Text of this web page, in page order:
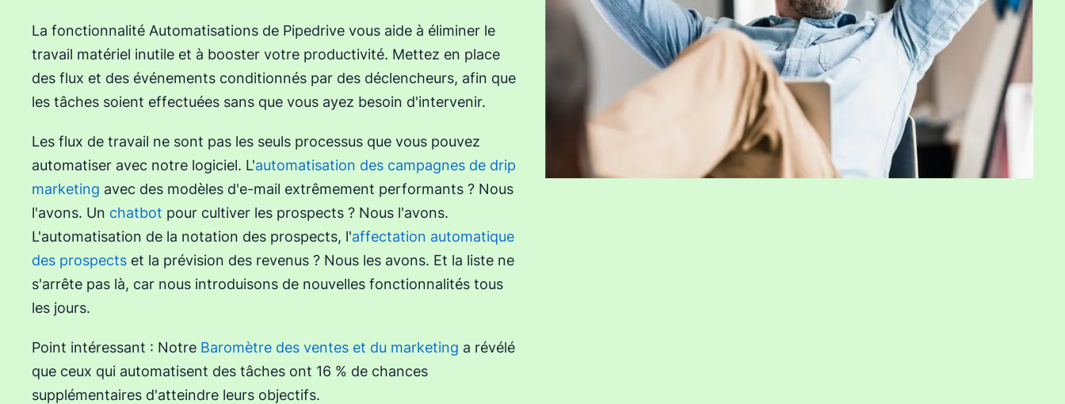
La fonctionnalité Automatisations de Pipedrive vous aide à éliminer le
travail matériel inutile et à booster votre productivité. Mettez en place
des flux et des événements conditionnés par des déclencheurs, afin que
les tâches soient effectuées sans que vous ayez besoin d'intervenir.
Les flux de travail ne sont pas les seuls processus que vous pouvez
automatiser avec notre logiciel. L'automatisation des campagnes de drip
marketing avec des modèles d'e-mail extrêmement performants ? Nous
l'avons. Un chatbot pour cultiver les prospects ? Nous l'avons.
L'automatisation de la notation des prospects, l'affectation automatique
des prospects et la prévision des revenus ? Nous les avons. Et la liste ne
s'arrête pas là, car nous introduisons de nouvelles fonctionnalités tous
les jours.
Point intéressant : Notre Baromètre des ventes et du marketing a révélé
que ceux qui automatisent des tâches ont 16 % de chances
supplémentaires d'atteindre leurs objectifs.